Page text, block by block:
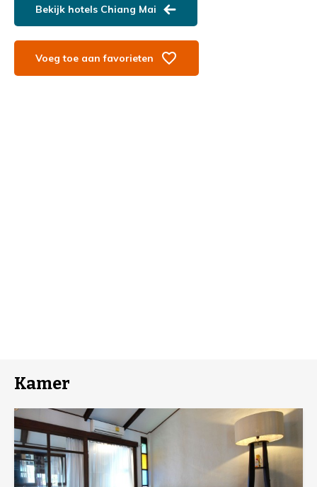
Bekijk hotels Chiang Mai
Voeg toe aan favorieten
Kamer